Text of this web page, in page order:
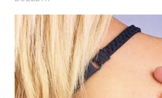
WN
SUKABUMI
WN
PURWAKARTA